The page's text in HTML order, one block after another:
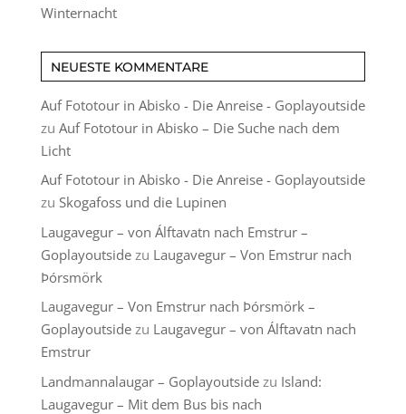
Winternacht
NEUESTE KOMMENTARE
Auf Fototour in Abisko - Die Anreise - Goplayoutside
zu Auf Fototour in Abisko – Die Suche nach dem
Licht
Auf Fototour in Abisko - Die Anreise - Goplayoutside
zu Skogafoss und die Lupinen
Laugavegur – von Álftavatn nach Emstrur –
Goplayoutsidezu Laugavegur – Von Emstrur nach
Þórsmörk
Laugavegur – Von Emstrur nach Þórsmörk –
Goplayoutsidezu Laugavegur – von Álftavatn nach
Emstrur
Landmannalaugar – Goplayoutsidezu Island:
Laugavegur – Mit dem Bus bis nach